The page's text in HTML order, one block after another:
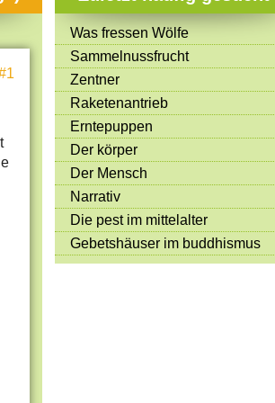
Mitmachen & Kreatives
Bücher & Filme
Quiz-Spiele
Spiele & Ideen
Jugendreporter
Rezeptideen
Game-Tests
Reisen, Events & Sport
E-Cards
Was fressen Wölfe
Sammelnussfrucht
Zentner
Raketenantrieb
Erntepuppen
Der körper
Der Mensch
Narrativ
Die pest im mittelalter
Gebetshäuser im buddhismus